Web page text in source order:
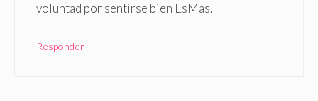
voluntad por sentirse bien EsMás.
Responder